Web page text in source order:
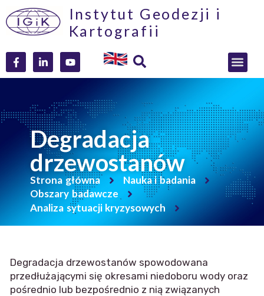
Instytut Geodezji i
Kartografii
Degradacja
drzewostanów
Strona główna
Nauka i badania
Obszary badawcze
Analiza sytuacji kryzysowych
Degradacja drzewostanów spowodowana
przedłużającymi się okresami niedoboru wody oraz
pośrednio lub bezpośrednio z nią związanych